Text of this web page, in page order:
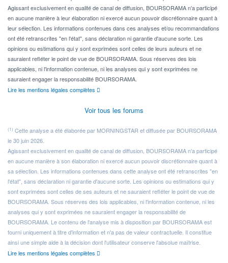
Agissant exclusivement en qualité de canal de diffusion, BOURSORAMA n'a participé
en aucune manière à leur élaboration ni exercé aucun pouvoir discrétionnaire quant à
leur sélection. Les informations contenues dans ces analyses et/ou recommandations
ont été retranscrites "en l'état", sans déclaration ni garantie d'aucune sorte. Les
opinions ou estimations qui y sont exprimées sont celles de leurs auteurs et ne
sauraient refléter le point de vue de BOURSORAMA. Sous réserves des lois
applicables, ni l'information contenue, ni les analyses qui y sont exprimées ne
sauraient engager la responsabilité BOURSORAMA.
Lire les mentions légales complètes
Voir tous les forums
(1) Cette analyse a été élaborée par MORNINGSTAR et diffusée par BOURSORAMA
le 30 juin 2026.
Agissant exclusivement en qualité de canal de diffusion, BOURSORAMA n'a participé
en aucune manière à son élaboration ni exercé aucun pouvoir discrétionnaire quant à
sa sélection. Les informations contenues dans cette analyse ont été retranscrites "en
l'état", sans déclaration ni garantie d'aucune sorte. Les opinions ou estimations qui y
sont exprimées sont celles de ses auteurs et ne sauraient refléter le point de vue de
BOURSORAMA. Sous réserves des lois applicables, ni l'information contenue, ni les
analyses qui y sont exprimées ne sauraient engager la responsabilité de
BOURSORAMA. Le contenu de l'analyse mis à disposition par BOURSORAMA est
fourni uniquement à titre d'information et n'a pas de valeur contractuelle. Il constitue
ainsi une simple aide à la décision dont l'utilisateur conserve l'absolue maîtrise.
Lire les mentions légales complètes